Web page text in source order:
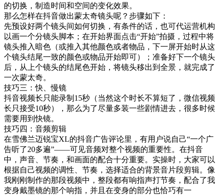
的切换，制造时间和空间的变化效果。
那么怎样在抖音做出蒙太奇镜头呢？步骤如下：
先预设好两个镜头间如何切换，有条件的话，也可代运营机构
以画一个分镜头脚本；在开始界面点击“开始”拍摄，过程中将
镜头推入暗色（或推入其他颜色或者物品，下一屏开始时从这
个镜头结尾一致的颜色或物品开始即可）；准备好下一个镜头
后，从上个镜头的结尾色开始，将镜头移出到全景，就完成了
一次蒙太奇。
技巧三：快、慢镜
抖音视频长只能录制15秒（当然这个时长不算短了，微信视频
长只接受10秒），那么为了尽量多装一些剧情进去，很多时候
需要用到快镜。
技巧四：音频剪辑
在雪佛兰迈锐宝XL的抖音广告评论里，有用户说自己“一个广
告听了20多遍”——可见音频对整个视频的重要性。在抖音
中，声音、节奏，和画面的配合十分重要。实操时，大家可以
根据自己视频的调性、节奏，选择适合的背景音片段剪辑。像
我刚刚制作的那段视频中，整段都有响指声打节奏，配合了我
变身戴墨镜的那个响指，并且在变身的部分也恰巧有一